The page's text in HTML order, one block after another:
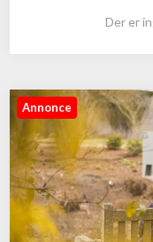
Der er
Annonce